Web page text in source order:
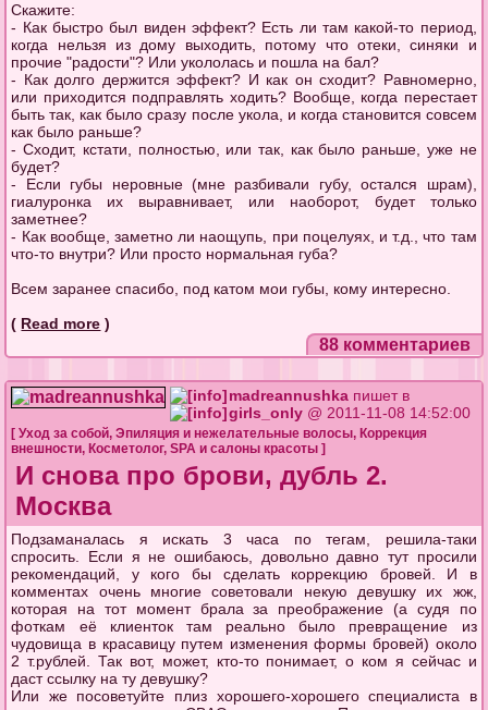
Скажите:
- Как быстро был виден эффект? Есть ли там какой-то период,
когда нельзя из дому выходить, потому что отеки, синяки и
прочие "радости"? Или укололась и пошла на бал?
- Как долго держится эффект? И как он сходит? Равномерно,
или приходится подправлять ходить? Вообще, когда перестает
быть так, как было сразу после укола, и когда становится совсем
как было раньше?
- Сходит, кстати, полностью, или так, как было раньше, уже не
будет?
- Если губы неровные (мне разбивали губу, остался шрам),
гиалуронка их выравнивает, или наоборот, будет только
заметнее?
- Как вообще, заметно ли наощупь, при поцелуях, и т.д., что там
что-то внутри? Или просто нормальная губа?
Всем заранее спасибо, под катом мои губы, кому интересно.
( Read more )
88 комментариев
madreannushka пишет в
girls_only @ 2011-11-08 14:52:00
[Уход за собой,Эпиляция и нежелательные волосы, Коррекция
внешности, Косметолог,SPA и салоны красоты ]
И снова про брови, дубль 2.
Москва
Подзаманалась я искать 3 часа по тегам, решила-таки
спросить. Если я не ошибаюсь, довольно давно тут просили
рекомендаций, у кого бы сделать коррекцию бровей. И в
комментах очень многие советовали некую девушку их жж,
которая на тот момент брала за преображение (а судя по
фоткам её клиенток там реально было превращение из
чудовища в красавицу путем изменения формы бровей) около
2 т.рублей. Так вот, может, кто-то понимает, о ком я сейчас и
даст ссылку на ту девушку?
Или же посоветуйте плиз хорошего-хорошего специалиста в